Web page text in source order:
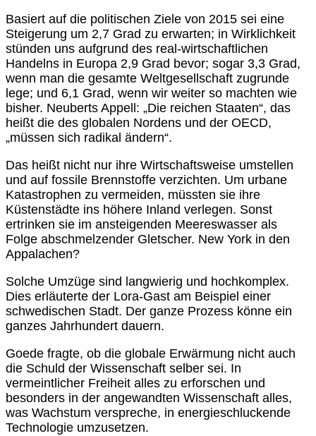
Basiert auf die politischen Ziele von 2015 sei eine
Steigerung um 2,7 Grad zu erwarten; in Wirklichkeit
stünden uns aufgrund des real-wirtschaftlichen
Handelns in Europa 2,9 Grad bevor; sogar 3,3 Grad,
wenn man die gesamte Weltgesellschaft zugrunde
lege; und 6,1 Grad, wenn wir weiter so machten wie
bisher. Neuberts Appell: „Die reichen Staaten“, das
heißt die des globalen Nordens und der OECD,
„müssen sich radikal ändern“.
Das heißt nicht nur ihre Wirtschaftsweise umstellen
und auf fossile Brennstoffe verzichten. Um urbane
Katastrophen zu vermeiden, müssten sie ihre
Küstenstädte ins höhere Inland verlegen. Sonst
ertrinken sie im ansteigenden Meereswasser als
Folge abschmelzender Gletscher. New York in den
Appalachen?
Solche Umzüge sind langwierig und hochkomplex.
Dies erläuterte der Lora-Gast am Beispiel einer
schwedischen Stadt. Der ganze Prozess könne ein
ganzes Jahrhundert dauern.
Goede fragte, ob die globale Erwärmung nicht auch
die Schuld der Wissenschaft selber sei. In
vermeintlicher Freiheit alles zu erforschen und
besonders in der angewandten Wissenschaft alles,
was Wachstum verspreche, in energieschluckende
Technologie umzusetzen.